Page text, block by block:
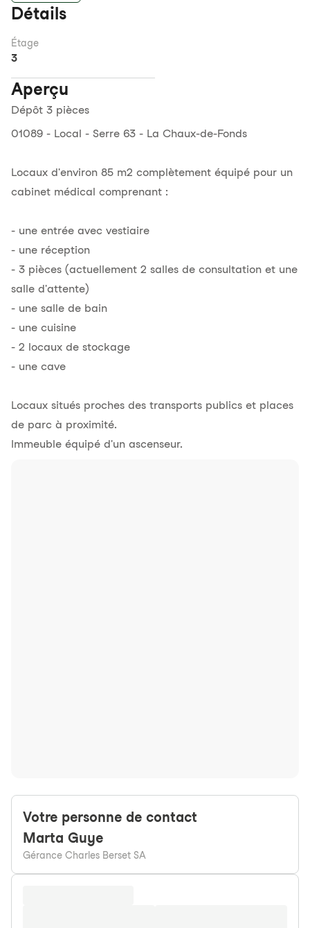
Détails
Étage
3
Aperçu
Dépôt 3 pièces
01089 - Local - Serre 63 - La Chaux-de-Fonds
Locaux d'environ 85 m2 complètement équipé pour un
cabinet médical comprenant :
- une entrée avec vestiaire
- une réception
- 3 pièces (actuellement 2 salles de consultation et une
salle d'attente)
- une salle de bain
- une cuisine
- 2 locaux de stockage
- une cave
Locaux situés proches des transports publics et places
de parc à proximité.
Immeuble équipé d'un ascenseur.
Votre personne de contact
Marta Guye
Gérance Charles Berset SA